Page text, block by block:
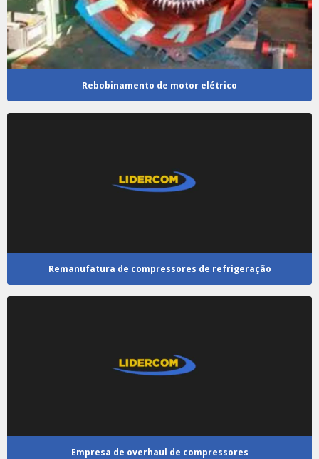
Rebobinamento de motor elétrico
Remanufatura de compressores de refrigeração
Empresa de overhaul de compressores